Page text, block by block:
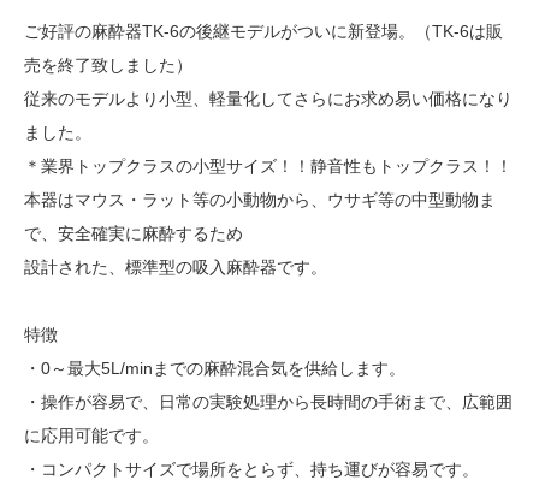
ご好評の麻酔器TK-6の後継モデルがついに新登場。（TK-6は販
売を終了致しました）
従来のモデルより小型、軽量化してさらにお求め易い価格になり
ました。
＊業界トップクラスの小型サイズ！！静音性もトップクラス！！
本器はマウス・ラット等の小動物から、ウサギ等の中型動物ま
で、安全確実に麻酔するため
設計された、標準型の吸入麻酔器です。
特徴
・0～最大5L/minまでの麻酔混合気を供給します。
・操作が容易で、日常の実験処理から長時間の手術まで、広範囲
に応用可能です。
・コンパクトサイズで場所をとらず、持ち運びが容易です。